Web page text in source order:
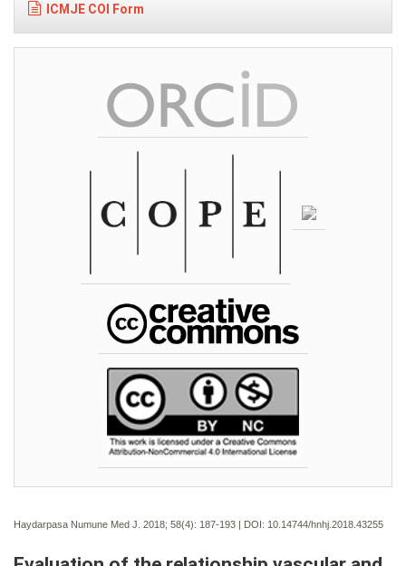
ICMJE COI Form
Haydarpasa Numune Med J. 2018; 58(4): 187-193 | DOI: 10.14744/hnhj.2018.43255